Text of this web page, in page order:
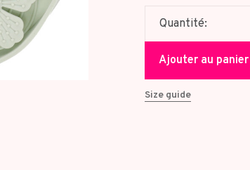
Quantité:
Ajouter au panier
Size guide